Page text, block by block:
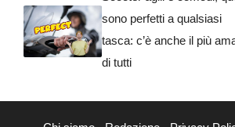
sono perfetti a qualsiasi
tasca: c’è anche il più
di tutti